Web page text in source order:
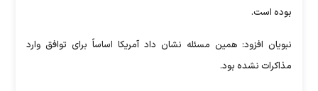
بوده است.
نبویان افزود: همین مسئله نشان داد آمریکا اساساً برای توافق وارد
مذاکرات نشده بود.